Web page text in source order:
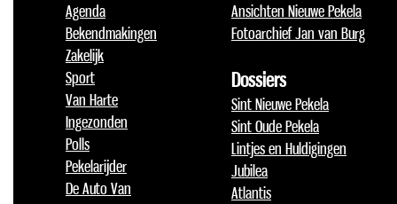
Agenda
Bekendmakingen
Zakelijk
Sport
Van Harte
Ingezonden
Polls
Pekelarijder
De Auto Van
Ansichten Nieuwe Pekela
Fotoarchief Jan van Burg
Dossiers
Sint Nieuwe Pekela
Sint Oude Pekela
Lintjes en Huldigingen
Jubilea
Atlantis